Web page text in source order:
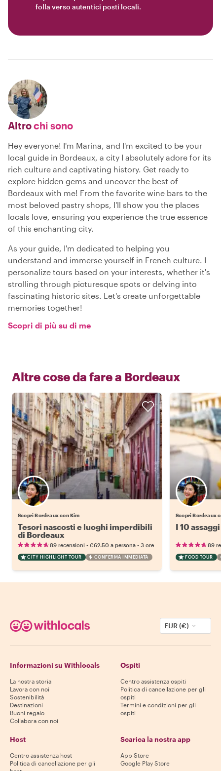
folla verso autentici posti locali.
Altrochi sono
Hey everyone! I'm Marina, and I'm excited to be your
local guide in Bordeaux, a city I absolutely adore for its
rich culture and captivating history. Get ready to
explore hidden gems and uncover the best of
Bordeaux with me! From the favorite wine bars to the
most beloved pastry shops, I'll show you the places
locals love, ensuring you experience the true essence
of this enchanting city.
As your guide, I'm dedicated to helping you
understand and immerse yourself in French culture. I
personalize tours based on your interests, whether it's
strolling through picturesque spots or delving into
fascinating historic sites. Let's create unforgettable
memories together!
Scopri di più su di me
Altre cose da fare a Bordeaux
Scopri Bordeaux con Kim
Tesori nascosti e luoghi imperdibili
di Bordeaux
89 recensioni • €62.50 a persona • 3 ore
CITY HIGHLIGHT TOUR CONFERMA IMMEDIATA
Scopri Bordeaux
I 10
89
FOOD TOUR
EUR (€)
Informazioni su Withlocals
La nostra storia
Lavora con noi
Sostenibilità
Destinazioni
Buoni regalo
Collabora con noi
Ospiti
Centro assistenza ospiti
Politica di cancellazione per gli
ospiti
Termini e condizioni per gli
ospiti
Host
Centro assistenza host
Politica di cancellazione per gli
Scarica la nostra app
App Store
Google Play Store